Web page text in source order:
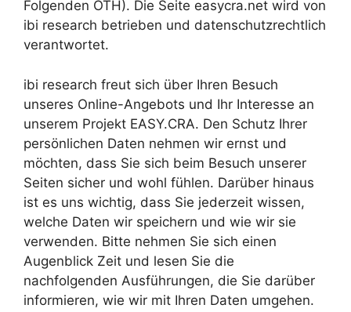
Folgenden OTH). Die Seite easycra.net wird von
ibi research betrieben und datenschutzrechtlich
verantwortet.
ibi research freut sich über Ihren Besuch
unseres Online-Angebots und Ihr Interesse an
unserem Projekt EASY.CRA. Den Schutz Ihrer
persönlichen Daten nehmen wir ernst und
möchten, dass Sie sich beim Besuch unserer
Seiten sicher und wohl fühlen. Darüber hinaus
ist es uns wichtig, dass Sie jederzeit wissen,
welche Daten wir speichern und wie wir sie
verwenden. Bitte nehmen Sie sich einen
Augenblick Zeit und lesen Sie die
nachfolgenden Ausführungen, die Sie darüber
informieren, wie wir mit Ihren Daten umgehen.